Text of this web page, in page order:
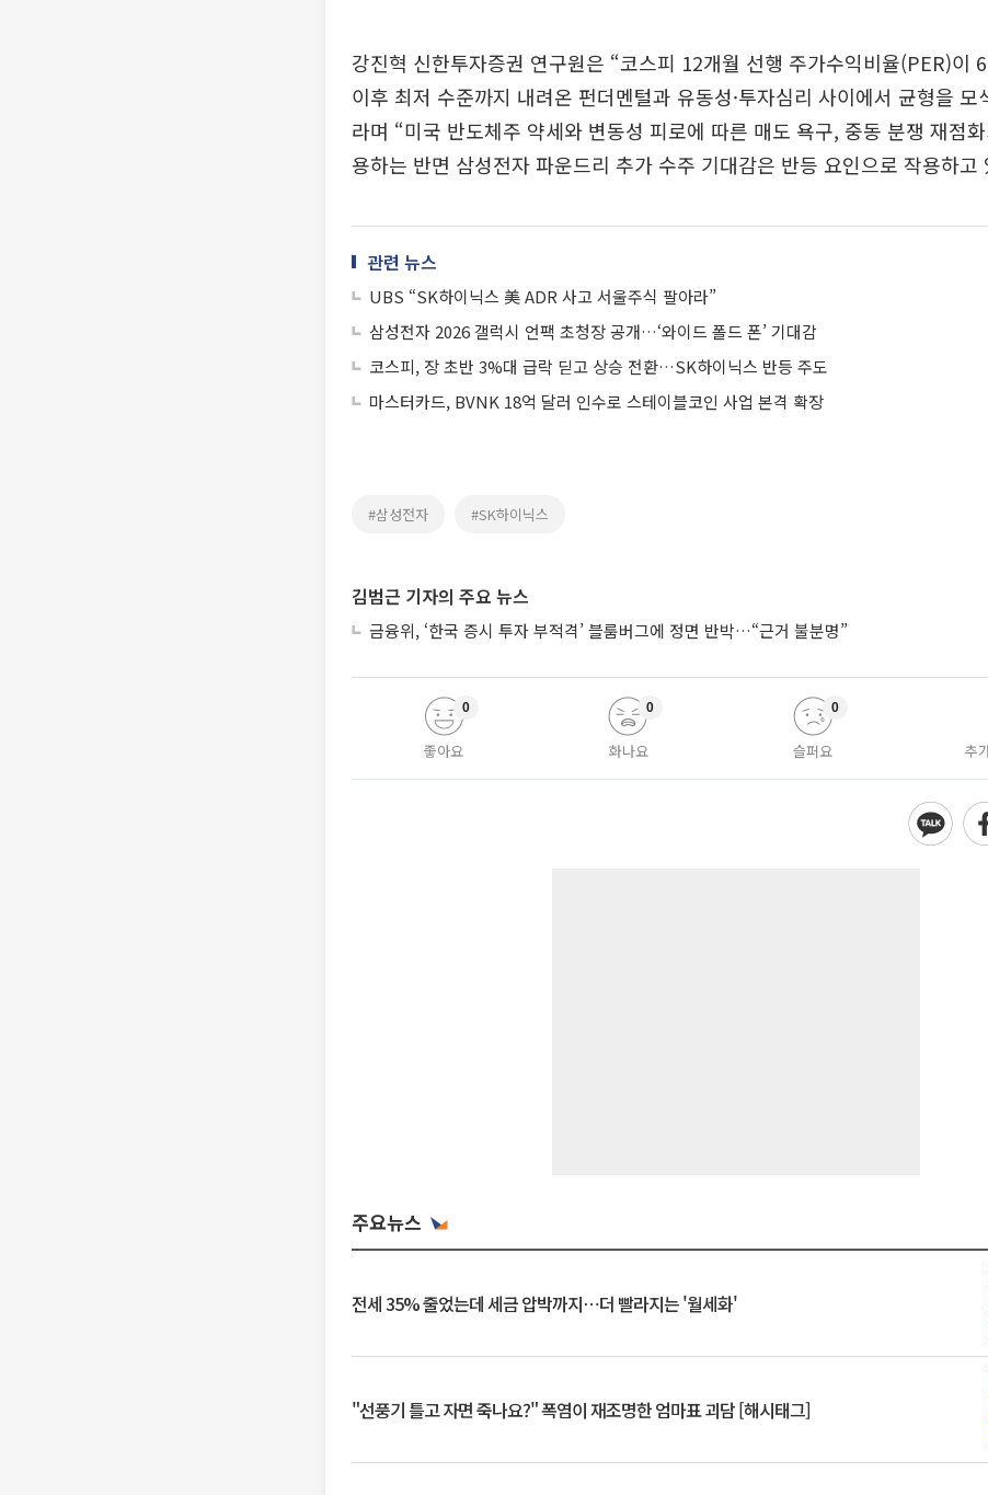
강진혁 신한투자증권 연구원은 “코스피 12개월 선행 주가수익비율(PER)이
이후 최저 수준까지 내려온 펀더멘털과 유동성·투자심리 사이에서 균형을 모
라며 “미국 반도체주 약세와 변동성 피로에 따른 매도 욕구, 중동 분쟁 재점
용하는 반면 삼성전자 파운드리 추가 수주 기대감은 반등 요인으로 작용하고
관련 뉴스
UBS “SK하이닉스 美 ADR 사고 서울주식 팔아라”
삼성전자 2026 갤럭시 언팩 초청장 공개…‘와이드 폴드 폰’ 기대감
코스피, 장 초반 3%대 급락 딛고 상승 전환…SK하이닉스 반등 주도
마스터카드, BVNK 18억 달러 인수로 스테이블코인 사업 본격 확장
#삼성전자 #SK하이닉스
김범근 기자의 주요 뉴스
금융위, ‘한국 증시 투자 부적격’ 블룸버그에 정면 반박…“근거 불분명”
좋아요
0
화나요
0
슬퍼요
0
추
주요뉴스
전세 35% 줄었는데 세금 압박까지⋯더 빨라지는 '월세화'
"선풍기 틀고 자면 죽나요?" 폭염이 재조명한 엄마표 괴담 [해시태그]